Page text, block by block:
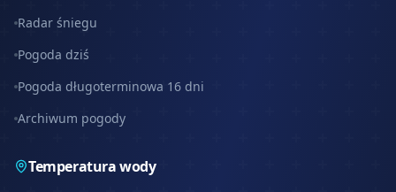
Radar śniegu
Pogoda dziś
Pogoda długoterminowa 16 dni
Archiwum pogody
Temperatura wody